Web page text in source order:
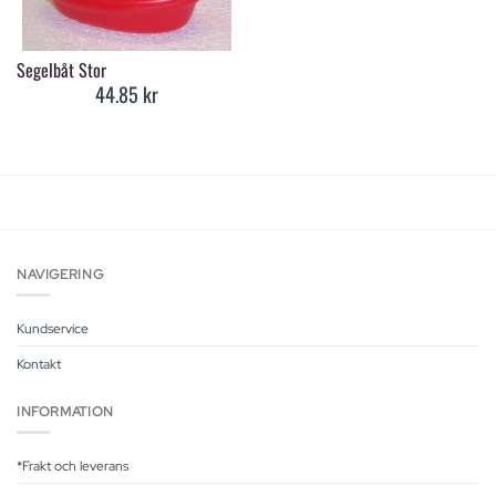
Segelbåt Stor
44.85 kr
NAVIGERING
Kundservice
Kontakt
INFORMATION
*Frakt och leverans